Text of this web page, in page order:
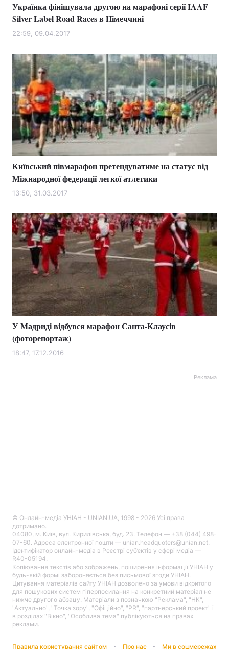
Українка фінішувала другою на марафоні серії IAAF
Silver Label Road Races в Німеччині
22:59, 09.04.2017
Київський півмарафон претендуватиме на статус від
Міжнародної федерації легкої атлетики
13:50, 31.03.2017
У Мадриді відбувся марафон Санта-Клаусів
(фоторепортаж)
18:47, 17.12.2016
Реклама
© Онлайн-медіа УНІАН - UNIAN.UA, 1998 - 2026 Усі права
дотримано.
04080, м. Київ, вул. Кирилівська, буд. 23. Телефон — +38 (044) 498-
07-60. Адреса електронної пошти — unian.headquoters@unian.net.
Ідентифікатор онлайн-медіа в Реєстрі суб’єктів у сфері медіа —
R40-05194.
Копіювання текстів або зображень, поширення інформації УНІАН у
будь-якій формі забороняється без письмової згоди УНІАН.
Цитування матеріалів сайту УНІАН дозволено за умови відкритого
для пошукових систем гіперпосилання на конкретний матеріал не
нижче другого абзацу. Матеріали з позначкою "Реклама", "НК",
"Актуально", "Точка зору", "Офіційно", "PR", "партнерський проект" і
в розділах "Вікно", "Особлива тема" публікуються на правах
реклами.
Правила користування сайтом Про нас Ми в соцмережах